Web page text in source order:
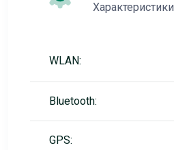
Характеристики
WLAN:
Bluetooth:
GPS: